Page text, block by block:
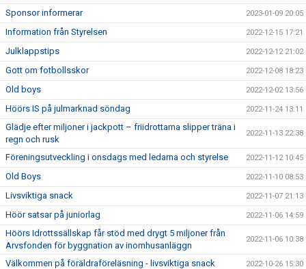
Sponsor informerar 2023-01-09 20:05
Information från Styrelsen 2022-12-15 17:21
Julklappstips 2022-12-12 21:02
Gott om fotbollsskor 2022-12-08 18:23
Old boys 2022-12-02 13:56
Höörs IS på julmarknad söndag 2022-11-24 13:11
Glädje efter miljoner i jackpott – friidrottarna slipper träna i
regn och rusk
2022-11-13 22:38
Föreningsutveckling i onsdags med ledarna och styrelse 2022-11-12 10:45
Old Boys 2022-11-10 08:53
Livsviktiga snack 2022-11-07 21:13
Höör satsar på juniorlag 2022-11-06 14:59
Höörs Idrottssällskap får stöd med drygt 5 miljoner från
Arvsfonden för byggnation av inomhusanläggn
2022-11-06 10:38
Välkommen på föräldraföreläsning - livsviktiga snack 2022-10-26 15:30